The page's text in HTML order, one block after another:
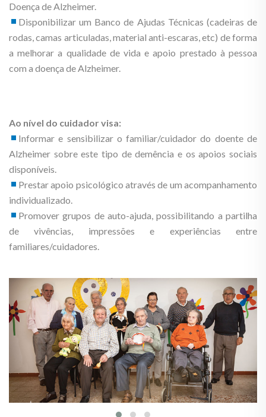
Doença de Alzheimer.
Disponibilizar um Banco de Ajudas Técnicas (cadeiras de
rodas, camas articuladas, material anti-escaras, etc) de forma
a melhorar a qualidade de vida e apoio prestado à pessoa
com a doença de Alzheimer.
Ao nível do cuidador visa:
Informar e sensibilizar o familiar/cuidador do doente de
Alzheimer sobre este tipo de demência e os apoios sociais
disponíveis.
Prestar apoio psicológico através de um acompanhamento
individualizado.
Promover grupos de auto-ajuda, possibilitando a partilha
de vivências, impressões e experiências entre
familiares/cuidadores.